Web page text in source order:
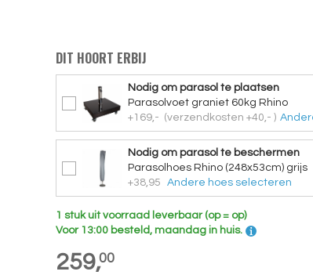
DIT HOORT ERBIJ
Nodig om parasol te plaatsen
Parasolvoet graniet 60kg Rhino
+169,- (verzendkosten +40,- )
Nodig om parasol te beschermen
Parasolhoes Rhino (248x53cm) grijs
+38,95
Andere hoes selecteren
1 stuk uit voorraad leverbaar (op = op)
Voor 13:00 besteld, maandag in huis.
259,00